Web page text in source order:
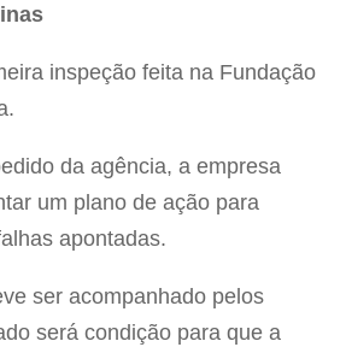
inspeção feita na Fundação
da agência, a empresa
um plano de ação para
apontadas.
ser acompanhado pelos
será condição para que a